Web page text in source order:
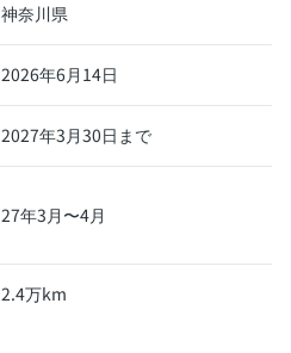
神奈川県
2026年6月14日
2027年3月30日まで
27年3月〜4月
2.4万km